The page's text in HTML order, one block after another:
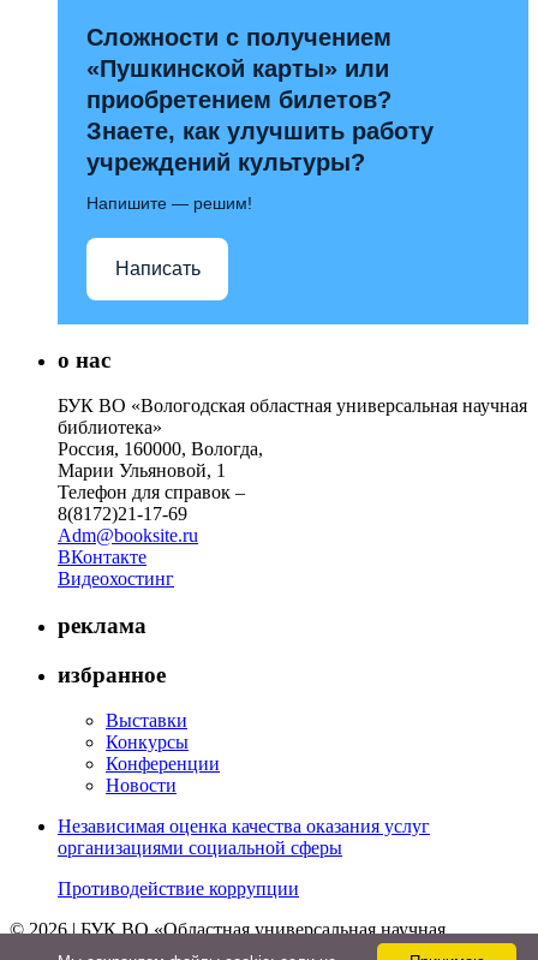
Сложности с получением
«Пушкинской карты» или
приобретением билетов?
Знаете, как улучшить работу
учреждений культуры?
Напишите — решим!
Написать
о нас
БУК ВО «Вологодская областная универсальная научная
библиотека»
Россия, 160000, Вологда,
Марии Ульяновой, 1
Телефон для справок –
8(8172)21-17-69
Adm@booksite.ru
ВКонтакте
Видеохостинг
реклама
избранное
Выставки
Конкурсы
Конференции
Новости
Независимая оценка качества оказания услуг
организациями социальной сферы
Противодействие коррупции
© 2026 | БУК ВО «Областная универсальная научная
библиотека»